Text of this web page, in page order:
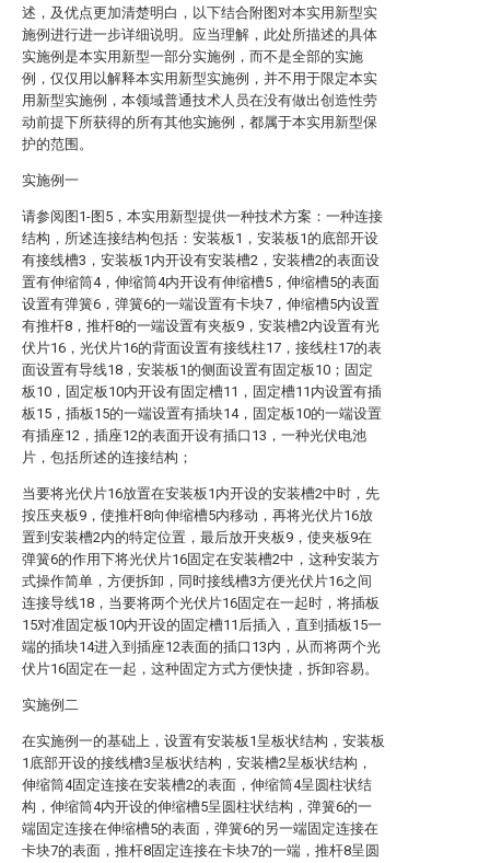
述，及优点更加清楚明白，以下结合附图对本实用新型实
施例进行进一步详细说明。应当理解，此处所描述的具体
实施例是本实用新型一部分实施例，而不是全部的实施
例，仅仅用以解释本实用新型实施例，并不用于限定本实
用新型实施例，本领域普通技术人员在没有做出创造性劳
动前提下所获得的所有其他实施例，都属于本实用新型保
护的范围。
实施例一
请参阅图1-图5，本实用新型提供一种技术方案：一种连接
结构，所述连接结构包括：安装板1，安装板1的底部开设
有接线槽3，安装板1内开设有安装槽2，安装槽2的表面设
置有伸缩筒4，伸缩筒4内开设有伸缩槽5，伸缩槽5的表面
设置有弹簧6，弹簧6的一端设置有卡块7，伸缩槽5内设置
有推杆8，推杆8的一端设置有夹板9，安装槽2内设置有光
伏片16，光伏片16的背面设置有接线柱17，接线柱17的表
面设置有导线18，安装板1的侧面设置有固定板10；固定
板10，固定板10内开设有固定槽11，固定槽11内设置有插
板15，插板15的一端设置有插块14，固定板10的一端设置
有插座12，插座12的表面开设有插口13，一种光伏电池
片，包括所述的连接结构；
当要将光伏片16放置在安装板1内开设的安装槽2中时，先
按压夹板9，使推杆8向伸缩槽5内移动，再将光伏片16放
置到安装槽2内的特定位置，最后放开夹板9，使夹板9在
弹簧6的作用下将光伏片16固定在安装槽2中，这种安装方
式操作简单，方便拆卸，同时接线槽3方便光伏片16之间
连接导线18，当要将两个光伏片16固定在一起时，将插板
15对准固定板10内开设的固定槽11后插入，直到插板15一
端的插块14进入到插座12表面的插口13内，从而将两个光
伏片16固定在一起，这种固定方式方便快捷，拆卸容易。
实施例二
在实施例一的基础上，设置有安装板1呈板状结构，安装板
1底部开设的接线槽3呈板状结构，安装槽2呈板状结构，
伸缩筒4固定连接在安装槽2的表面，伸缩筒4呈圆柱状结
构，伸缩筒4内开设的伸缩槽5呈圆柱状结构，弹簧6的一
端固定连接在伸缩槽5的表面，弹簧6的另一端固定连接在
卡块7的表面，推杆8固定连接在卡块7的一端，推杆8呈圆